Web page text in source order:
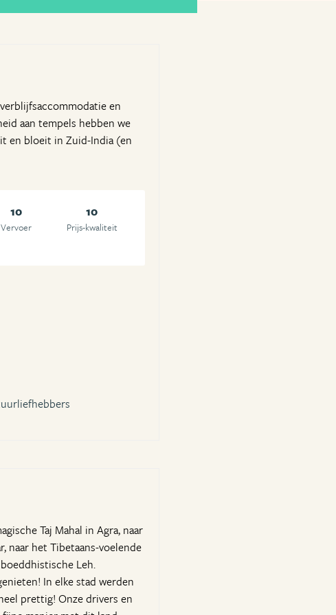
en
aan tempels hebben we
en bloeit in Zuid-India (en
10
Vervoer
10
Prijs-kwaliteit
Taj Mahal in Agra, naar
naar het Tibetaans-voelende
Leh.
In elke stad werden
prettig! Onze drivers en